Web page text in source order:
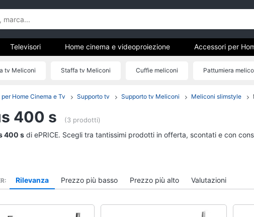
e Home Cinema
TV
Home cinema e
Proiettori
Soundbar
Vedi tutti
Accessori
Antenne e
Vedi tutti
Televisori Home cinema e videoproiezione Accessori per
tv Meliconi Staffa tv Meliconi Cuffie meliconi Pattumiera
Coprifili meliconi
Home Cinema e Tv Supporto tv Supporto tv Meliconi Meliconi slimstyle
400 s (3 prodotti)
400 s di ePRICE. Scegli tra tantissimi prodotti in offerta, scontati e con
Rilevanza Prezzo più basso Prezzo più alto Valutazioni